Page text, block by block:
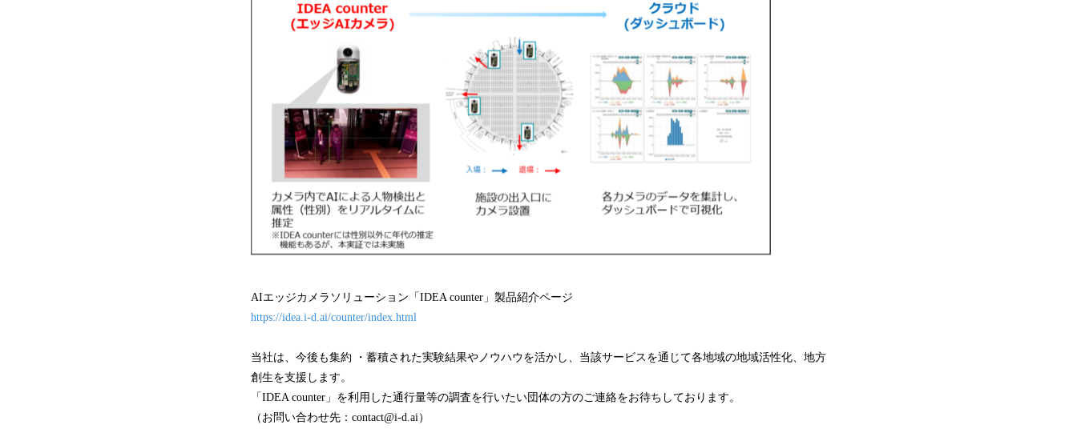
AIエッジカメラソリューション「IDEA counter」製品紹介ページ
https://idea.i-d.ai/counter/index.html
当社は、今後も集約 ・蓄積された実験結果やノウハウを活かし、当該サービスを通じて各地域の地域活性化、地方
創生を支援します。
「IDEA counter」を利用した通行量等の調査を行いたい団体の方のご連絡をお待ちしております。
（お問い合わせ先：contact@i-d.ai）